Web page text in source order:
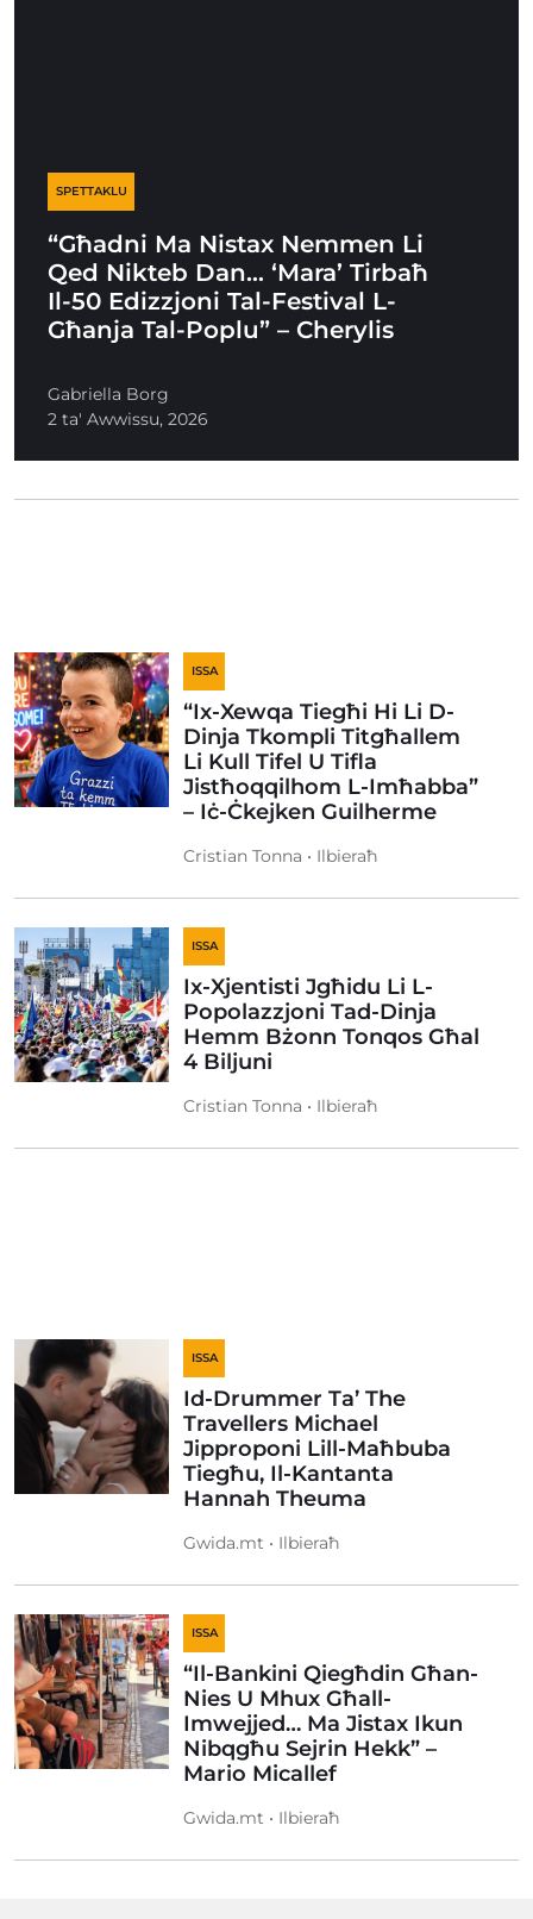
SPETTAKLU
“Għadni Ma Nistax Nemmen Li
Qed Nikteb Dan… ‘Mara’ Tirbaħ
Il-50 Edizzjoni Tal-Festival L-
Għanja Tal-Poplu” – Cherylis
Gabriella Borg
2 ta' Awwissu, 2026
ISSA
“Ix-Xewqa Tiegħi Hi Li D-
Dinja Tkompli Titgħallem
Li Kull Tifel U Tifla
Jistħoqqilhom L-Imħabba”
– Iċ-Ċkejken Guilherme
Cristian Tonna • Ilbieraħ
ISSA
Ix-Xjentisti Jgħidu Li L-
Popolazzjoni Tad-Dinja
Hemm Bżonn Tonqos Għal
4 Biljuni
Cristian Tonna • Ilbieraħ
ISSA
Id-Drummer Ta’ The
Travellers Michael
Jipproponi Lill-Maħbuba
Tiegħu, Il-Kantanta
Hannah Theuma
Gwida.mt • Ilbieraħ
ISSA
“Il-Bankini Qiegħdin Għan-
Nies U Mhux Għall-
Imwejjed… Ma Jistax Ikun
Nibqgħu Sejrin Hekk” –
Mario Micallef
Gwida.mt • Ilbieraħ